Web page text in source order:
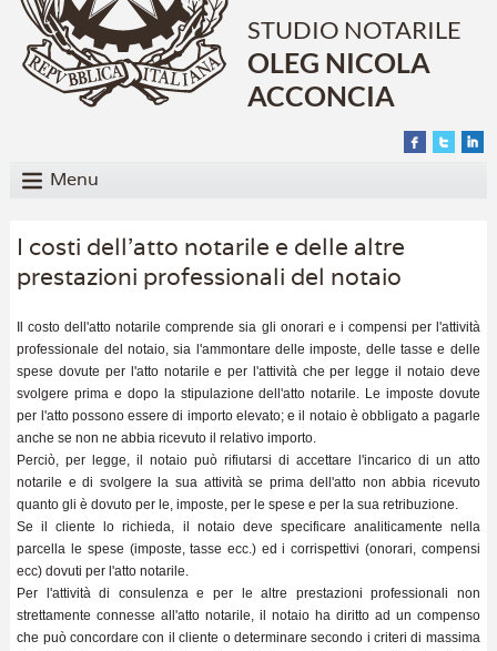
STUDIO NOTARILE
OLEG NICOLA
ACCONCIA
Menu
I costi dell'atto notarile e delle altre
prestazioni professionali del notaio
Il costo dell'atto notarile comprende sia gli onorari e i compensi per l'attività
professionale del notaio, sia l'ammontare delle imposte, delle tasse e delle
spese dovute per l'atto notarile e per l'attività che per legge il notaio deve
svolgere prima e dopo la stipulazione dell'atto notarile. Le imposte dovute
per l'atto possono essere di importo elevato; e il notaio è obbligato a pagarle
anche se non ne abbia ricevuto il relativo importo.
Perciò, per legge, il notaio può rifiutarsi di accettare l'incarico di un atto
notarile e di svolgere la sua attività se prima dell'atto non abbia ricevuto
quanto gli è dovuto per le, imposte, per le spese e per la sua retribuzione.
Se il cliente lo richieda, il notaio deve specificare analiticamente nella
parcella le spese (imposte, tasse ecc.) ed i corrispettivi (onorari, compensi
ecc) dovuti per l'atto notarile.
Per l'attività di consulenza e per le altre prestazioni professionali non
strettamente connesse all'atto notarile, il notaio ha diritto ad un compenso
che può concordare con il cliente o determinare secondo i criteri di massima